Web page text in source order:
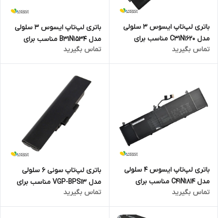
باتری لپ‌تاپ ایسوس 3 سلولی
مدل C31N1620 مناسب برای
لپ‌تاپ ASUS ZenBook UX430
تماس بگیرید
باتری لپ‌تاپ ایسوس 3 سلولی
مدل B31N1534 مناسب برای
لپ‌تاپ Asus Zenbook UX510
تماس بگیرید
باتری لپ‌تاپ ایسوس 4 سلولی
مدل C41N1814 مناسب برای
لپ‌تاپ Asus ZenBook 15
UX533
تماس بگیرید
باتری لپ‌تاپ سونی 6 سلولی
مدل VGP-BPS13 مناسب برای
لپ‌تاپ SONY VAIO VPCF
تماس بگیرید